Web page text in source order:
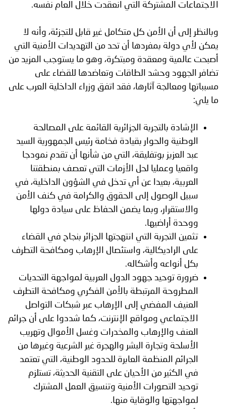
الاجتماعات المشتركة التي انعقدت خلال العام نفسه.
وبالنظر إلى أن الأمن كل متكامل غير قابل للتجزئة، وأنه لا
يمكن لأي دولة بمفردها أن تحد من التهديدات الأمنية التي
أصبحت عالمية ومعقدة ومبتكرة، وهو ما يستوجب المزيد من
تضافر الجهود وحشد الطاقات وتعاضدها للقضاء على
مسبباتها ومعالجة آثارها، فقد اتفق وزراء الداخلية العرب على
ما يلي:
الإشادة بالتجربة الجزائرية القائمة على المصالحة
الوطنية والحوار بقيادة فخامة رئيس الجمهورية السيد
عبد العزيز بوتفليقة، التي من شأنها أن تقدم نمودجا
واقعيا وعمليا لحل الأزمات التي تعصف بمنطقتنا
العربية، بعيدا عن أي تدخل في الشؤون الداخلية، في
سبيل الوصول إلى الحقوق والكرامة في كنف الأمن
والاستقرار، وبما يضمن الحفاظ على سيادة دولها
ووحدة أراضيها.
تثمين التجربة التي انتهجتها الجزائر بنجاح في القضاء
على الراديكالية، واستئصال الإرهاب ومكافحة التطرف
بكل أنواعه وأشكاله.
ضرورة توحيد جهود الدول العربية لمواجهة التحديات
المطروحة المرتبطة بالأمن الفكري ومكافحة التطرف
العنيف المفضي إلى الإرهاب عبر شبكات التواصل
الاجتماعي ومواقع الإنترنت، كما شددوا على أن جرائم
العنف والإرهاب والمخدرات وغسل الأموال وتهريب
الأسلحة وتجارة البشر والهجرة غير الشرعية وغيرها من
الجرائم المنظمة العابرة للحدود الوطنية، التي تعتمد
في الكثير من الأحيان على التقنية الحديثة، تستلزم
توحيد التصورات الأمنية وتنسيق العمل المشترك
لمواجهتها والوقاية منها.